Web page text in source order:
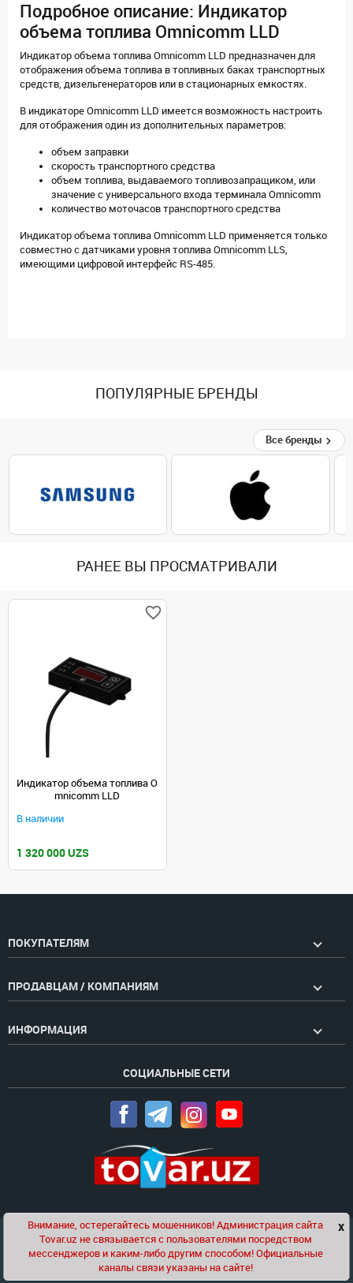
Подробное описание: Индикатор
объема топлива Omnicomm LLD
Индикатор объема топлива Omnicomm LLD предназначен для
отображения объема топлива в топливных баках транспортных
средств, дизельгенераторов или в стационарных емкостях.
В индикаторе Omnicomm LLD имеется возможность настроить
для отображения один из дополнительных параметров:
объем заправки
скорость транспортного средства
объем топлива, выдаваемого топливозапращиком, или
значение с универсального входа терминала Omnicomm
количество моточасов транспортного средства
Индикатор объема топлива Omnicomm LLD применяется только
совместно с датчиками уровня топлива Omnicomm LLS,
имеющими цифровой интерфейс RS-485.
ПОПУЛЯРНЫЕ БРЕНДЫ
Все бренды
РАНЕЕ ВЫ ПРОСМАТРИВАЛИ
Индикатор объема топлива O
mnicomm LLD
В наличии
1 320 000 UZS
ПОКУПАТЕЛЯМ
ПРОДАВЦАМ / КОМПАНИЯМ
ИНФОРМАЦИЯ
СОЦИАЛЬНЫЕ СЕТИ
Проект компанииGolden Pages
© 2020-2026 tovar.uz | Все права защищены
Чат x
Внимание, остерегайтесь мошенников! Администрация сайта
Tovar.uz не связывается с пользователями посредством
мессенджеров и каким-либо другим способом! Официальные
каналы связи указаны на сайте!